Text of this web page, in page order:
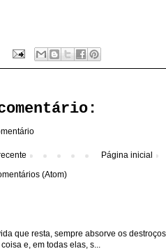
Página inicial
(Atom)
que resta, sempre absorve os
e, em todas elas, s...